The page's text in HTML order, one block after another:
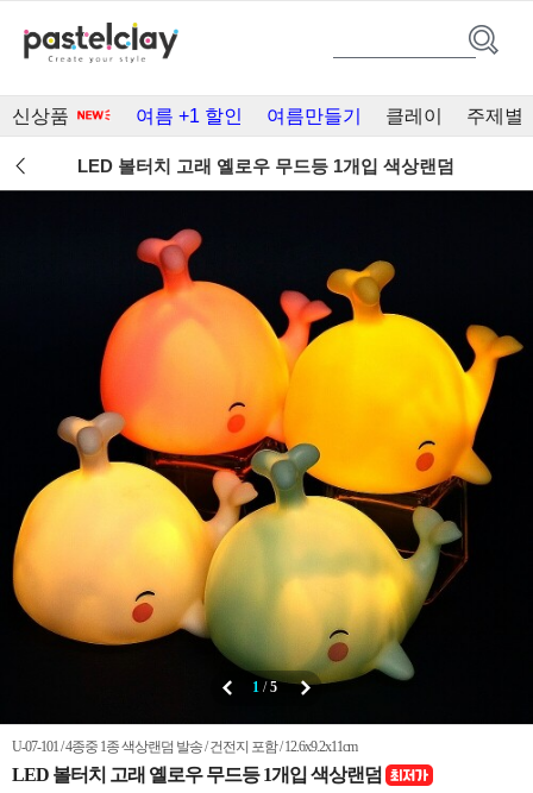
신상품 여름 +1 할인 여름만들기 클레이 주제별
LED 볼터치 고래 옐로우 무드등 1개입 색상랜덤
1 /5
U-07-101 / 4종중 1종 색상랜덤 발송 / 건전지 포함 / 12.6x9.2x11cm
LED 볼터치 고래 옐로우 무드등 1개입 색상랜덤